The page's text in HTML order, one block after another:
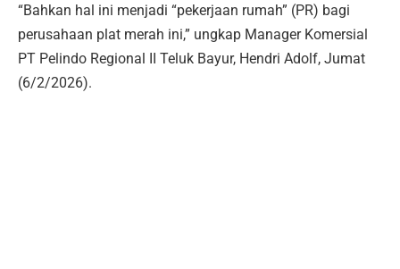
“Bahkan hal ini menjadi “pekerjaan rumah” (PR) bagi
perusahaan plat merah ini,” ungkap Manager Komersial
PT Pelindo Regional II Teluk Bayur, Hendri Adolf, Jumat
(6/2/2026).